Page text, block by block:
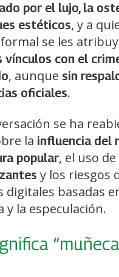
por el lujo, la
estéticos, y a
se les
vínculos con el
, aunque sin
oficiales.
se ha
la influencia del
popular, el uso de
y los riesgos
digitales basadas
y la especulación.